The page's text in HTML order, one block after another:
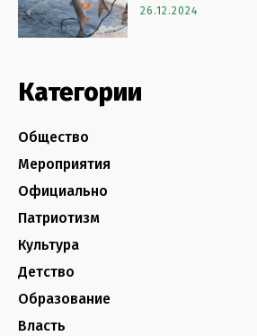
26.12.2024
Категории
Общество
Мероприятия
Официально
Патриотизм
Культура
Детство
Образование
Власть